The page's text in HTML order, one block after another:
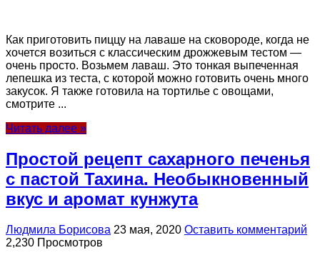
Как приготовить пиццу на лаваше на сковороде, когда не
хочется возиться с классическим дрожжевым тестом —
очень просто. Возьмем лаваш. Это тонкая выпеченная
лепешка из теста, с которой можно готовить очень много
закусок. Я также готовила на тортилье с овощами,
смотрите ...
Читать далее »
Простой рецепт сахарного печенья
с пастой Тахина. Необыкновенный
вкус и аромат кунжута
Людмила Борисова 23 мая, 2020 Оставить комментарий
2,230 Просмотров